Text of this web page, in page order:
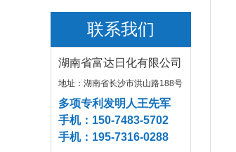
联系我们
湖南省富达日化有限公司
地址：湖南省长沙市洪山路188号
多项专利发明人王先军
手机：150-7483-5702
手机：195-7316-0288